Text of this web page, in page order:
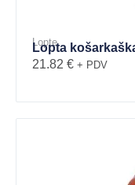
Lopte
Lopta
21.82 € + PDV